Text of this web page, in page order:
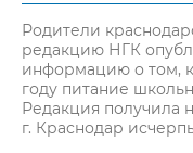
Родители
редакцию НГК
информацию о том,
году питание
Редакция получила
г. Краснодар